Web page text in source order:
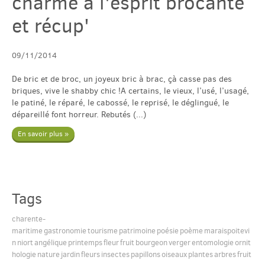
Tarif & Contact
Accès & Tourisme
Plus
Español
et récup'
09/11/2014
De bric et de broc, un joyeux bric à brac, çà casse pas des
briques, vive le shabby chic !A certains, le vieux, l’usé, l’usagé,
le patiné, le réparé, le cabossé, le reprisé, le déglingué, le
dépareillé font horreur. Rebutés (...)
En savoir plus »
Tags
charente-
maritime gastronomietourisme patrimoine poésie poème maraispoitevi
nniort angélique printempsfleurfruit bourgeonvergerentomologie ornit
hologie nature jardinfleursinsectespapillonsoiseauxplantesarbresfruit